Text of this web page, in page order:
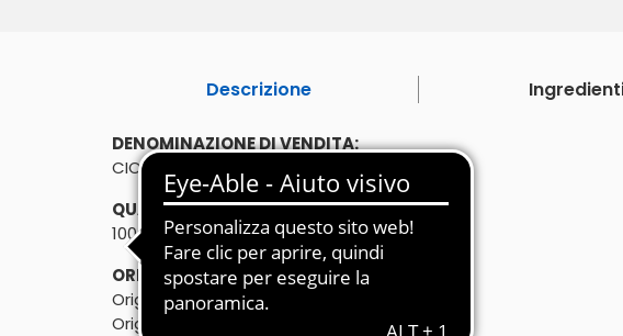
Descrizione
DENOMINAZIONE DI VENDITA:
CIOCCOLATO FONDENTE (CACAO: 50% MIN)
QUANTITÀ:
100g
ORIGINE:
Origine del prodotto: Italia
Origine del cacao: non UE